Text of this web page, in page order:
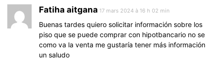
Fatiha aitgana 17 mars 2024 à 16 h 02 min
Buenas tardes quiero solicitar información sobre los
piso que se puede comprar con hipotbancario no se
como va la venta me gustaría tener más información
un saludo